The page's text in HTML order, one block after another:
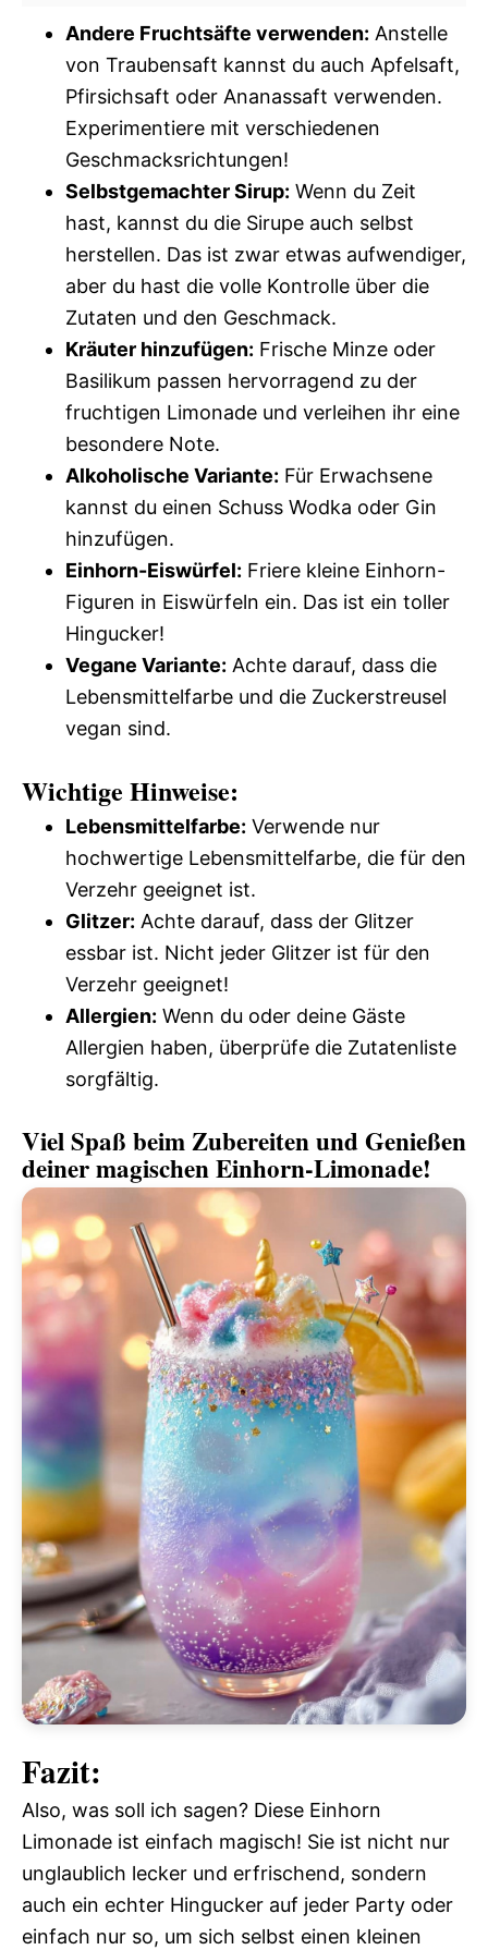
Andere Fruchtsäfte verwenden: Anstelle
von Traubensaft kannst du auch Apfelsaft,
Pfirsichsaft oder Ananassaft verwenden.
Experimentiere mit verschiedenen
Geschmacksrichtungen!
Selbstgemachter Sirup: Wenn du Zeit
hast, kannst du die Sirupe auch selbst
herstellen. Das ist zwar etwas aufwendiger,
aber du hast die volle Kontrolle über die
Zutaten und den Geschmack.
Kräuter hinzufügen: Frische Minze oder
Basilikum passen hervorragend zu der
fruchtigen Limonade und verleihen ihr eine
besondere Note.
Alkoholische Variante: Für Erwachsene
kannst du einen Schuss Wodka oder Gin
hinzufügen.
Einhorn-Eiswürfel: Friere kleine Einhorn-
Figuren in Eiswürfeln ein. Das ist ein toller
Hingucker!
Vegane Variante: Achte darauf, dass die
Lebensmittelfarbe und die Zuckerstreusel
vegan sind.
Wichtige Hinweise:
Lebensmittelfarbe: Verwende nur
hochwertige Lebensmittelfarbe, die für den
Verzehr geeignet ist.
Glitzer: Achte darauf, dass der Glitzer
essbar ist. Nicht jeder Glitzer ist für den
Verzehr geeignet!
Allergien: Wenn du oder deine Gäste
Allergien haben, überprüfe die Zutatenliste
sorgfältig.
Viel Spaß beim Zubereiten und Genießen
deiner magischen Einhorn-Limonade!
Fazit:
Also, was soll ich sagen? Diese Einhorn
Limonade ist einfach magisch! Sie ist nicht nur
unglaublich lecker und erfrischend, sondern
auch ein echter Hingucker auf jeder Party oder
einfach nur so, um sich selbst einen kleinen